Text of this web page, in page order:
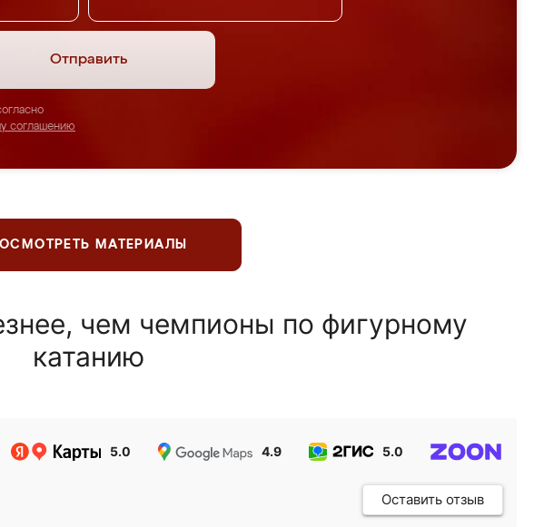
Отправить
соглашению
МАТЕРИАЛЫ
чем чемпионы по фигурному
катанию
5.0 4.9 5.0
Оставить отзыв